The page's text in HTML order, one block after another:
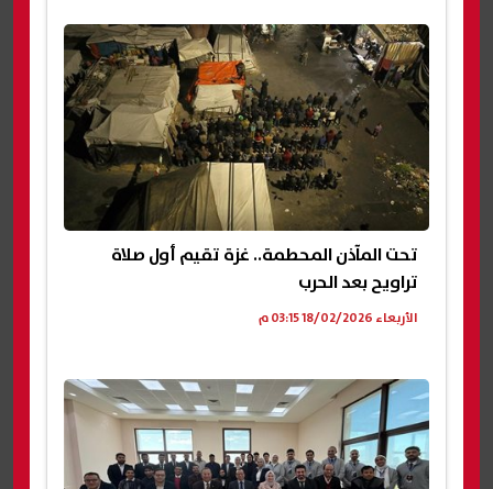
تحت المآذن المحطمة.. غزة تقيم أول صلاة
تراويح بعد الحرب
الأربعاء 18/02/2026 03:15 م